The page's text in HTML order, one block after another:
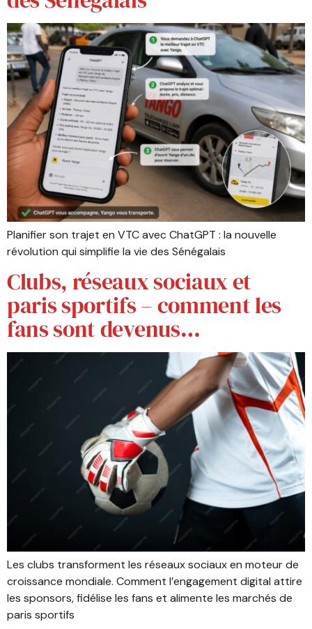
Planifier son trajet en VTC avec ChatGPT : la nouvelle
révolution qui simplifie la vie des Sénégalais
Clubs, réseaux sociaux et
paris sportifs – comment les
fans sont devenus…
Les clubs transforment les réseaux sociaux en moteur de
croissance mondiale. Comment l’engagement digital attire
les sponsors, fidélise les fans et alimente les marchés de
paris sportifs